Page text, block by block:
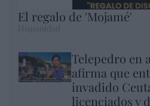
El regalo de 'Mojamé'
Telepedro en
afirma que
invadido
licenciados y